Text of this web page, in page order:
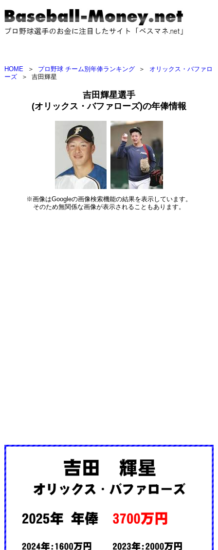
HOME ＞ プロ野球 チーム別年俸ランキング ＞
オリックス・バファロ
ーズ
＞ 吉田輝星
吉田輝星選手
(オリックス・バファローズ)の年俸情報
※画像はGoogleの画像検索機能の結果を表示しています。
そのため無関係な画像が表示されることもあります。